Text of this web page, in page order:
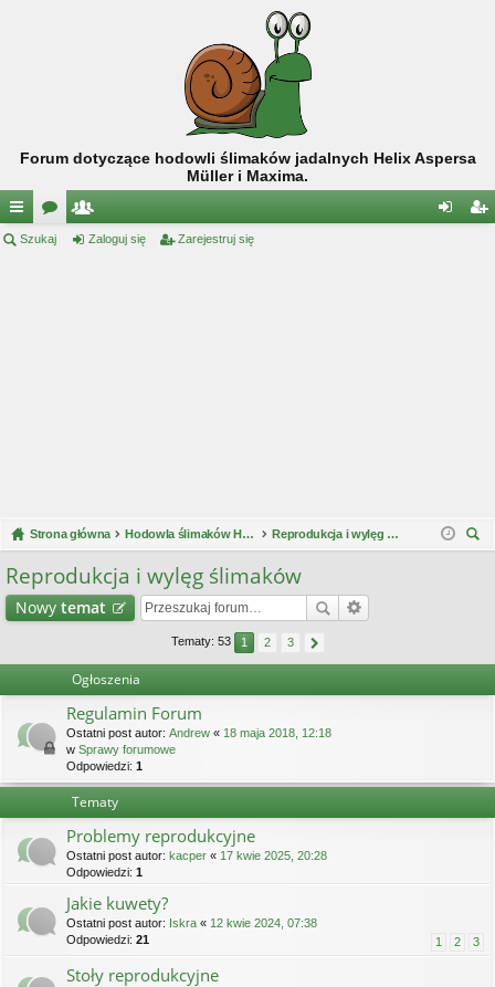
Forum dotyczące hodowli ślimaków jadalnych Helix Aspersa
Müller i Maxima.
ię or ży
Szukaj Zaloguj się Zarejestruj się
Strona główna Hodowla ślimaków Helix Aspersa Müller / Maxima
Reprodukcja i wylęg ślimaków
Reprodukcja i wylęg ślimaków
Nowy temat
Tematy: 53 1 2 3
Ogłoszenia
Regulamin Forum
Ostatni post autor: Andrew « 18 maja 2018, 12:18
w Sprawy forumowe
Odpowiedzi: 1
Tematy
Problemy reprodukcyjne
Ostatni post autor: kacper « 17 kwie 2025, 20:28
Odpowiedzi: 1
Jakie kuwety?
Ostatni post autor: Iskra « 12 kwie 2024, 07:38
Odpowiedzi: 21 1 2 3
Stoły reprodukcyjne